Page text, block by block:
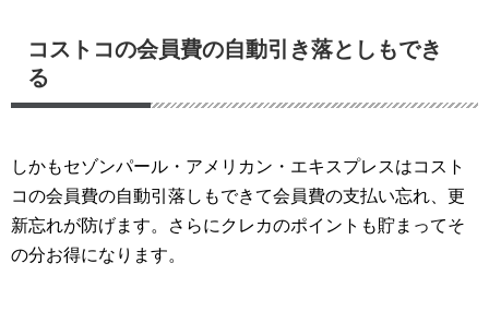
コストコの会員費の自動引き落としもでき
る
しかもセゾンパール・アメリカン・エキスプレスはコスト
コの会員費の自動引落しもできて会員費の支払い忘れ、更
新忘れが防げます。さらにクレカのポイントも貯まってそ
の分お得になります。